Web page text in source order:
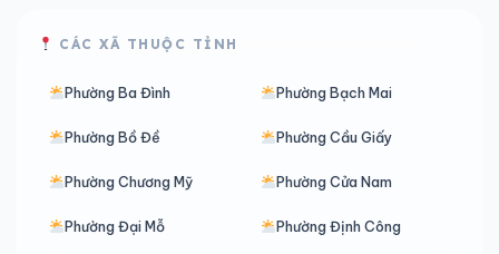
CÁC XÃ THUỘC TỈNH
Phường Ba Đình Phường Bạch Mai
Phường Bồ Đề Phường Cầu Giấy
Phường Chương Mỹ Phường Cửa Nam
Phường Đại Mỗ Phường Định Công